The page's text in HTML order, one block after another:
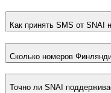
Как принять SMS от SNAI
Сколько номеров
Точно ли SNAI